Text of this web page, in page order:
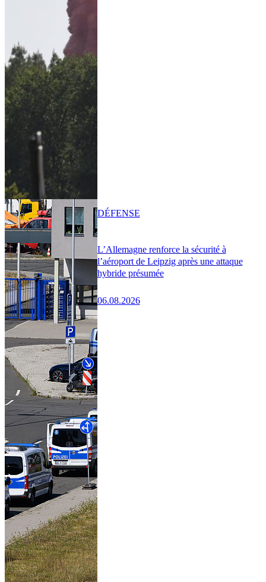
L’Allemagne renforce la sécurité à
l’aéroport de Leipzig après une attaque
hybride présumée
06.08.2026
DÉFENSE